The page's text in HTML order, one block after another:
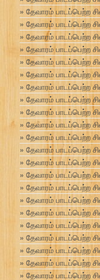
தேவாரம் பாடப்பெற்ற
தேவாரம் பாடப்பெற்ற
தேவாரம் பாடப்பெற்ற
தேவாரம் பாடப்பெற்ற
தேவாரம் பாடப்பெற்ற
தேவாரம் பாடப்பெற்ற
தேவாரம் பாடப்பெற்ற
தேவாரம் பாடப்பெற்ற
தேவாரம் பாடப்பெற்ற
தேவாரம் பாடப்பெற்ற
தேவாரம் பாடப்பெற்ற
தேவாரம் பாடப்பெற்ற
தேவாரம் பாடப்பெற்ற
தேவாரம் பாடப்பெற்ற
தேவாரம் பாடப்பெற்ற
தேவாரம் பாடப்பெற்ற
தேவாரம் பாடப்பெற்ற
தேவாரம் பாடப்பெற்ற
தேவாரம் பாடப்பெற்ற
தேவாரம் பாடப்பெற்ற
தேவாரம் பாடப்பெற்ற
தேவாரம் பாடப்பெற்ற